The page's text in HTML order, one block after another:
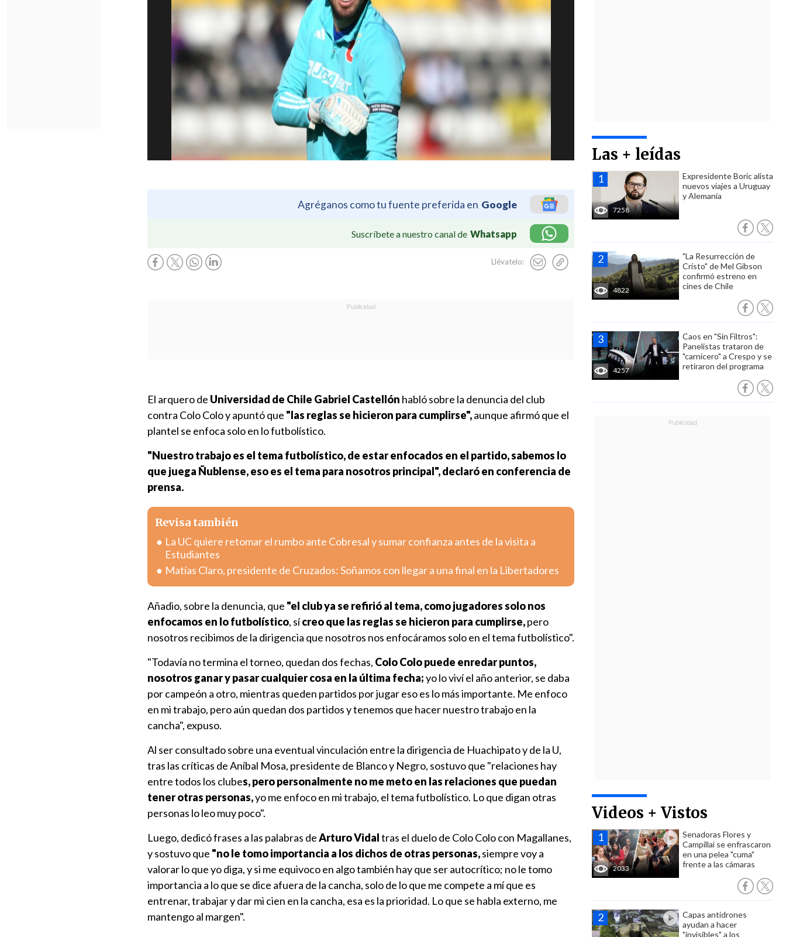
Agréganos como tu fuente preferida en Google
Suscríbete a nuestro canal de Whatsapp
Llévatelo:
Las + leídas
7258
Expresidente Boric alista
nuevos viajes a Uruguay
y Alemania
4822
"La Resurrección de
Cristo" de Mel Gibson
confirmó estreno en
cines de Chile
4257
Caos en "Sin Filtros":
Panelistas trataron de
"carnicero" a Crespo y se
retiraron del programa
Videos + Vistos
2033
Senadoras Flores y
Campillai se enfrascaron
en una pelea "cuma"
frente a las cámaras
Capas antidrones
ayudan a hacer
"invisibles" a los
El arquero de Universidad de Chile Gabriel Castellón habló sobre la denuncia del club
contra Colo Colo y apuntó que "las reglas se hicieron para cumplirse",aunque afirmó que el
plantel se enfoca solo en lo futbolístico.
"Nuestro trabajo es el tema futbolístico, de estar enfocados en el partido, sabemos lo
que juega Ñublense, eso es el tema para nosotros principal", declaró en conferencia de
prensa.
Revisa también
La UC quiere retomar el rumbo ante Cobresal y sumar confianza antes de la visita a
Estudiantes
Matías Claro, presidente de Cruzados: Soñamos con llegar a una final en la Libertadores
Añadio, sobre la denuncia, que "el club ya se refirió al tema, como jugadores solo nos
enfocamos en lo futbolístico, sícreo que las reglas se hicieron para cumplirse,pero
nosotros recibimos de la dirigencia que nosotros nos enfocáramos solo en el tema futbolístico".
"Todavía no termina el torneo, quedan dos fechas, Colo Colo puede enredar puntos,
nosotros ganar y pasar cualquier cosa en la última fecha;yo lo viví el año anterior, se daba
por campeón a otro, mientras queden partidos por jugar eso es lo más importante. Me enfoco
en mi trabajo, pero aún quedan dos partidos y tenemos que hacer nuestro trabajo en la
cancha", expuso.
Al ser consultado sobre una eventual vinculación entre la dirigencia de Huachipato y de la U,
tras las críticas de Aníbal Mosa, presidente de Blanco y Negro, sostuvo que "relaciones hay
entre todos los clubes, pero personalmente no me meto en las relaciones que puedan
tener otras personas,yo me enfoco en mi trabajo, el tema futbolístico. Lo que digan otras
personas lo leo muy poco".
Luego, dedicó frases a las palabras deArturo Vidaltras el duelo de Colo Colo con Magallanes,
y sostuvo que "no le tomo importancia a los dichos de otras personas,siempre voy a
valorar lo que yo diga, y si me equivoco en algo también hay que ser autocrítico; no le tomo
importancia a lo que se dice afuera de la cancha, solo de lo que me compete a mí que es
entrenar, trabajar y dar mi cien en la cancha, esa es la prioridad. Lo que se habla externo, me
mantengo al margen".